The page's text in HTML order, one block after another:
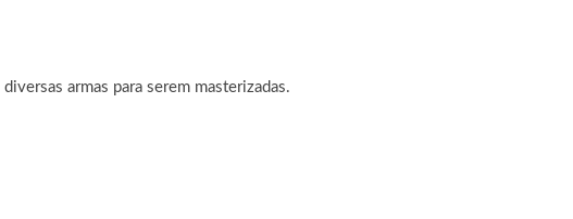
armas para serem masterizadas.